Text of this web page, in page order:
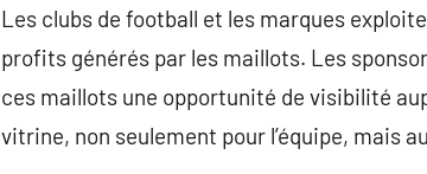
Les clubs de football et les marques
profits générés par les maillots. Les
ces maillots une opportunité de visibilité
vitrine, non seulement pour l’équipe, mais